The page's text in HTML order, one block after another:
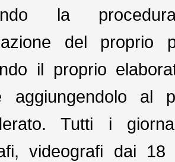
la
del proprio
il proprio
aggiungendolo al
Tutti i
videografi dai